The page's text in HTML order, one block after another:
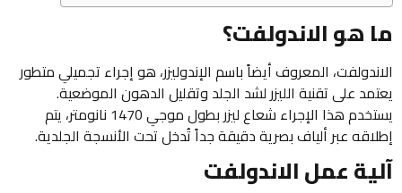
ما هو الاندولفت؟
الاندولفت، المعروف أيضاً باسم الإندوليزر، هو إجراء تجميلي متطور
يعتمد على تقنية الليزر لشد الجلد وتقليل الدهون الموضعية.
يستخدم هذا الإجراء شعاع ليزر بطول موجي 1470 نانومتر، يتم
إطلاقه عبر ألياف بصرية دقيقة جداً تُدخل تحت الأنسجة الجلدية.
آلية عمل الاندولفت